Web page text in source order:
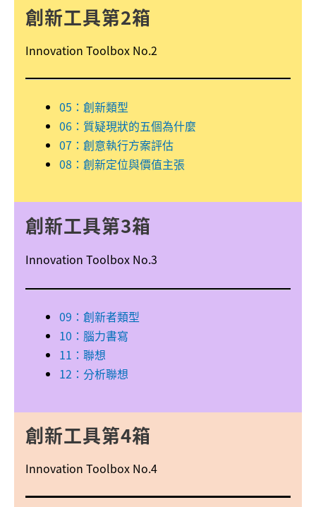
創新工具第2箱
Innovation Toolbox No.2
05：創新類型
06：質疑現狀的五個為什麼
07：創意執行方案評估
08：創新定位與價值主張
創新工具第3箱
Innovation Toolbox No.3
09：創新者類型
10：腦力書寫
11：聯想
12：分析聯想
創新工具第4箱
Innovation Toolbox No.4